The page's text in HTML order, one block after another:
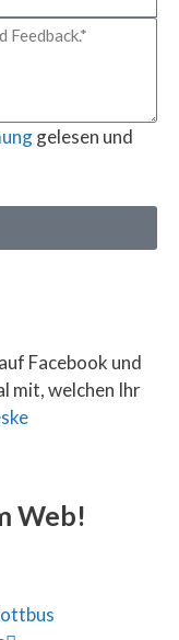
gelesen und
Facebook und
mit, welchen Ihr
Web!